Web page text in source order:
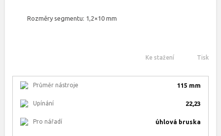
Rozměry segmentu: 1,2×10 mm
Ke stažení Tisk
Průměr nástroje 115 mm
Upínání 22,23
Pro nářadí úhlová bruska